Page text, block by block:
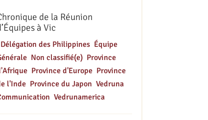
de la Réunion
à Vic
Délégation des Philippines, Équipe
, Non classifié(e), Province
, Province d'Europe, Province
l'Inde, Province du Japon Vedruna
Vedrunamerica